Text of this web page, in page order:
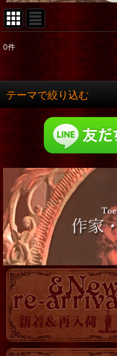
在庫あり
並び順:
0件
テーマで絞り込む
ロング&ヒット
お洋服
コルセット
靴
服飾小物
帽子他
ロマ傘
OTHER
KITCHEN